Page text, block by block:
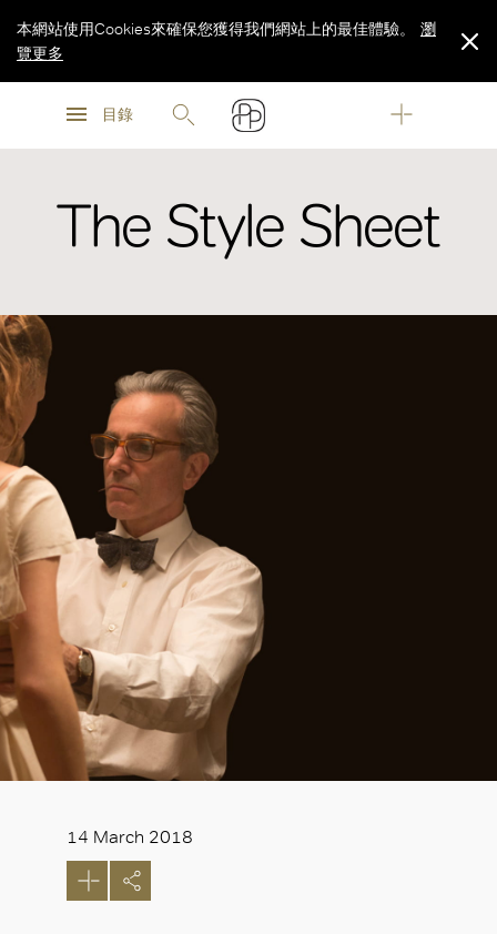
瀏
目錄
本網站使用Cookies來確保您獲得我們網站上的最佳體驗。
瀏
覽更多
The Style Sheet
14 March 2018